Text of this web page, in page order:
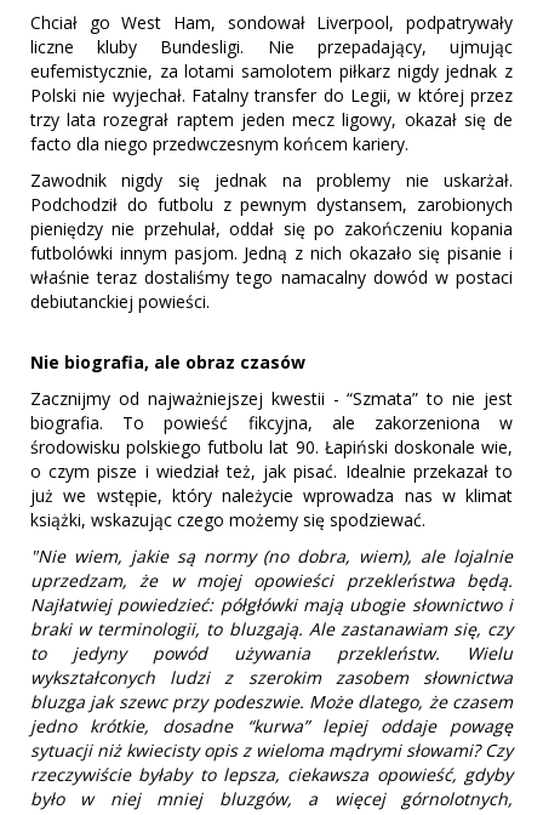
Chciał go West Ham, sondował Liverpool, podpatrywały
liczne kluby Bundesligi. Nie przepadający, ujmując
eufemistycznie, za lotami samolotem piłkarz nigdy jednak z
Polski nie wyjechał. Fatalny transfer do Legii, w której przez
trzy lata rozegrał raptem jeden mecz ligowy, okazał się de
facto dla niego przedwczesnym końcem kariery.
Zawodnik nigdy się jednak na problemy nie uskarżał.
Podchodził do futbolu z pewnym dystansem, zarobionych
pieniędzy nie przehulał, oddał się po zakończeniu kopania
futbolówki innym pasjom. Jedną z nich okazało się pisanie i
właśnie teraz dostaliśmy tego namacalny dowód w postaci
debiutanckiej powieści.
Nie biografia, ale obraz czasów
Zacznijmy od najważniejszej kwestii - “Szmata” to nie jest
biografia. To powieść fikcyjna, ale zakorzeniona w
środowisku polskiego futbolu lat 90. Łapiński doskonale wie,
o czym pisze i wiedział też, jak pisać. Idealnie przekazał to
już we wstępie, który należycie wprowadza nas w klimat
książki, wskazując czego możemy się spodziewać.
"Nie wiem, jakie są normy (no dobra, wiem), ale lojalnie
uprzedzam, że w mojej opowieści przekleństwa będą.
Najłatwiej powiedzieć: półgłówki mają ubogie słownictwo i
braki w terminologii, to bluzgają. Ale zastanawiam się, czy
to jedyny powód używania przekleństw. Wielu
wykształconych ludzi z szerokim zasobem słownictwa
bluzga jak szewc przy podeszwie. Może dlatego, że czasem
jedno krótkie, dosadne “kurwa” lepiej oddaje powagę
sytuacji niż kwiecisty opis z wieloma mądrymi słowami? Czy
rzeczywiście byłaby to lepsza, ciekawsza opowieść, gdyby
było w niej mniej bluzgów, a więcej górnolotnych,